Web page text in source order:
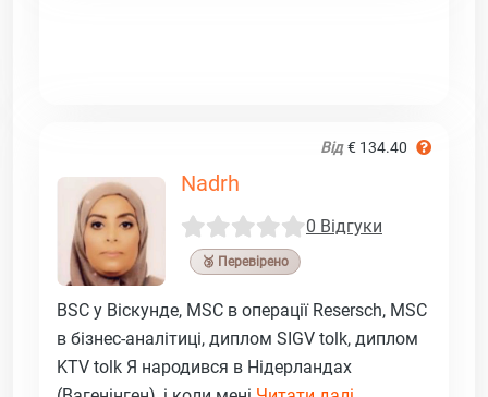
Від € 134.40
Nadrh
0 Відгуки
🥉 Перевірено
BSC у Віскунде, MSC в операції Resersch, MSC
в бізнес-аналітиці, диплом SIGV tolk, диплом
KTV tolk Я народився в Нідерландах